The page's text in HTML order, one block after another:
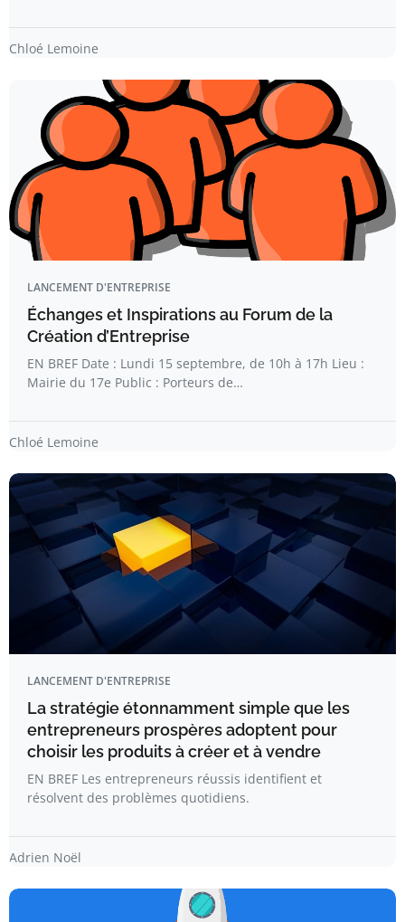
Chloé Lemoine
LANCEMENT D'ENTREPRISE
Échanges et Inspirations au Forum de la
Création d’Entreprise
EN BREF Date : Lundi 15 septembre, de 10h à 17h Lieu :
Mairie du 17e Public : Porteurs de…
Chloé Lemoine
LANCEMENT D'ENTREPRISE
La stratégie étonnamment simple que les
entrepreneurs prospères adoptent pour
choisir les produits à créer et à vendre
EN BREF Les entrepreneurs réussis identifient et
résolvent des problèmes quotidiens.
Adrien Noël